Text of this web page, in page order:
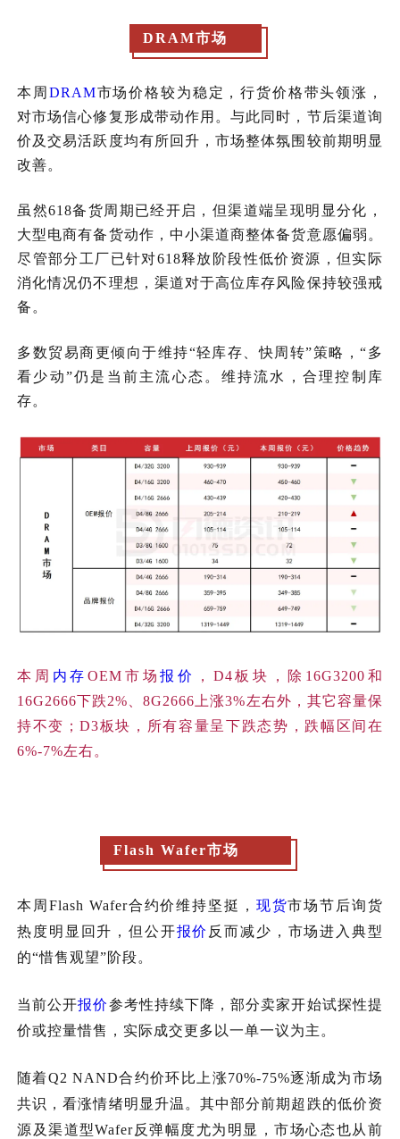
DRAM市场
本周 DRAM市场价格较为稳定，行货价格带头领涨，
对市场信心修复形成带动作用。与此同时，节后渠道询
价及交易活跃度均有所回升，市场整体氛围较前期明显
改善。
虽然618备货周期已经开启，但渠道端呈现明显分化，
大型电商有备货动作，中小渠道商整体备货意愿偏弱。
尽管部分工厂已针对618释放阶段性低价资源，但实际
消化情况仍不理想，渠道对于高位库存风险保持较强戒
备。
多数贸易商更倾向于维持“轻库存、快周转”策略，“多
看少动”仍是当前主流心态。维持流水，合理控制库
存。
本周 内存OEM市场报价
，D4板块，除16G3200和
16G2666下跌2%、8G2666上涨3%左右外，其它容量保
持不变；D3板块，所有容量呈下跌态势，跌幅区间在
6%-7%左右。
Flash Wafer市场
本周 Flash Wafer合约价维持坚挺， 现货市场节后询货
热度明显回升，但公开报价 反而减少，市场进入典型
的“惜售观望”阶段。
当前公开报价参考性持续下降，部分卖家开始试探性提
价或控量惜售，实际成交更多以一单一议为主。
随着Q2 NAND合约价环比上涨70%-75%逐渐成为市场
共识，看涨情绪明显升温。其中部分前期超跌的低价资
源及渠道型Wafer反弹幅度尤为明显，市场心态也从前